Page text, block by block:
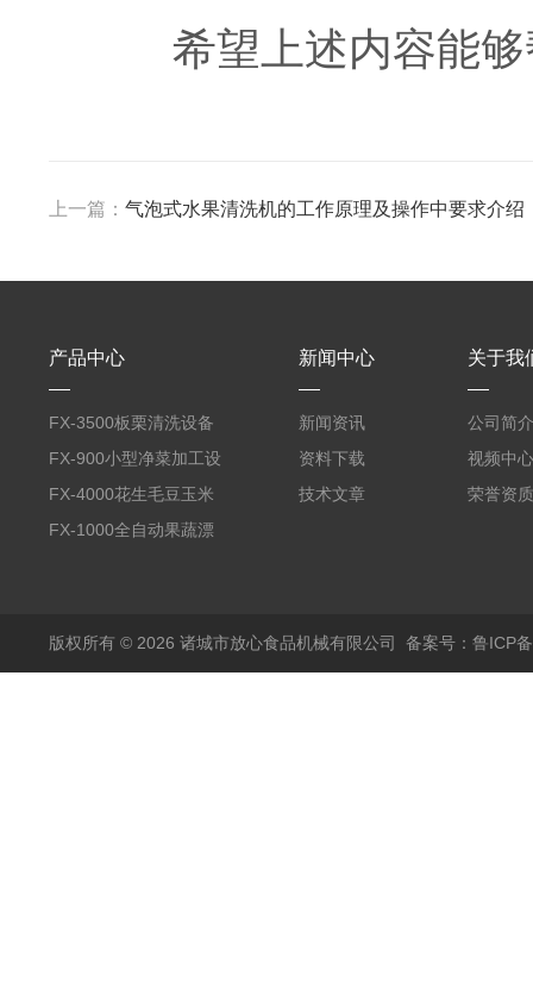
希望上述内容能够
上一篇： 气泡式水果清洗机的工作原理及操作中要求介绍
产品中心
FX-3500板栗清洗设备
全自动气泡清洗机
FX-900小型净菜加工设
备野菜清洗机
FX-4000花生毛豆玉米
蒸煮漂烫机
FX-1000全自动果蔬漂
新闻中心
新闻资讯
资料下载
技术文章
关于我
公司简介
视频中心
荣誉资质
版权所有 © 2026 诸城市放心食品机械有限公司 备案号：鲁ICP